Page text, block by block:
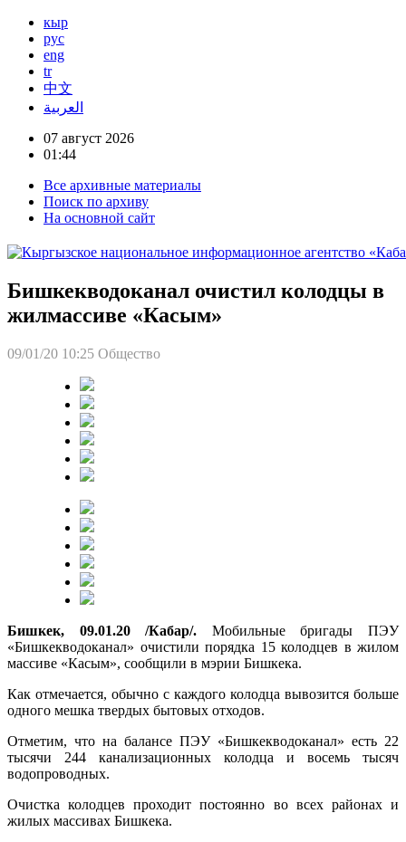
кыр
рус
eng
tr
中文
العربية
07 август 2026
01:44
Все архивные материалы
Поиск по архиву
На основной сайт
Бишкекводоканал очистил колодцы в
жилмассиве «Касым»
09/01/20 10:25 Общество
Бишкек, 09.01.20 /Кабар/. Мобильные бригады ПЭУ
«Бишкекводоканал» очистили порядка 15 колодцев в жилом
массиве «Касым», сообщили в мэрии Бишкека.
Как отмечается, обычно с каждого колодца вывозится больше
одного мешка твердых бытовых отходов.
Отметим, что на балансе ПЭУ «Бишкекводоканал» есть 22
тысячи 244 канализационных колодца и восемь тысяч
водопроводных.
Очистка колодцев проходит постоянно во всех районах и
жилых массивах Бишкека.